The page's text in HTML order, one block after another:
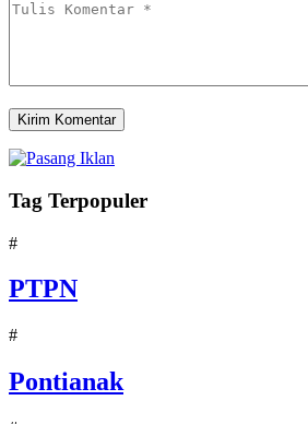
Tag Terpopuler
#
PTPN
#
Pontianak